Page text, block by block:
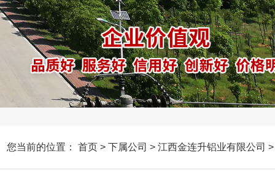
您当前的位置： 首页 > 下属公司 > 江西金连升铝业有限公司